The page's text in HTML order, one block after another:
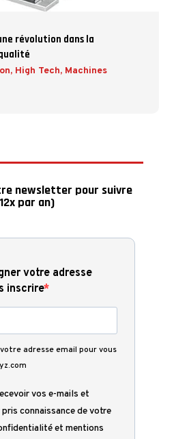
révolution dans la
, High Tech, Machines
newsletter pour suivre
par an)
votre adresse
inscrire
adresse email pour vous
vos e-mails et
connaissance de votre
et mentions